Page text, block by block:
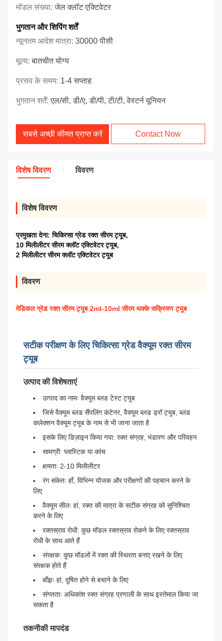
मॉडल संख्या:जेल क्लॉट एक्टिवेटर
भुगतान और शिपिंग शर्तें
न्यूनतम आदेश मात्रा: 30000 पीसी
मूल्य:बातचीत योग्य
प्रसव के समय: 1-4 सप्ताह
भुगतान शर्तें:एल/सी, डी/ए, डी/पी, टी/टी, वेस्टर्न यूनियन
सबसे अच्छी कीमत प्राप्त करें Contact Now
विशेष विवरण विवरण
विशेष विवरण
प्रमुखता देना:चिकित्सा ग्रेड रक्त सीरम ट्यूब,
10 मिलीलीटर सीरम क्लॉट एक्टिवेटर ट्यूब,
2 मिलीलीटर सीरम क्लॉट एक्टिवेटर ट्यूब
विवरण
मेडिकल ग्रेड रक्त सीरम ट्यूब 2ml-10ml सीरम थक्के सक्रियण ट्यूब
सटीक परीक्षण के लिए चिकित्सा ग्रेड वैक्यूम रक्त सीरम
ट्यूब
उत्पाद की विशेषताएं
उत्पाद का नामः वैक्यूम ब्लड टेस्ट ट्यूब
जिसे वैक्यूम ब्लड सैंपलिंग कंटेनर, वैक्यूम ब्लड ड्रॉ ट्यूब, ब्लड
कलेक्शन वैक्यूम ट्यूब के नाम से भी जाना जाता है
इसके लिए डिज़ाइन किया गया: रक्त संग्रह, भंडारण और परिवहन
सामग्री: प्लास्टिक या कांच
क्षमताः 2-10 मिलीलीटर
रंग संकेतः हाँ, विभिन्न योजक और परीक्षणों की पहचान करने के
लिए
वैक्यूम सीलः हां, रक्त की मात्रा के सटीक संग्रह को सुनिश्चित
करने के लिए
रक्तस्राव रोधी: कुछ मॉडल रक्तस्राव रोकने के लिए रक्तस्राव
रोधी के साथ आते हैं
संरक्षक: कुछ मॉडलों में रक्त की स्थिरता बनाए रखने के लिए
संरक्षक होते हैं
बाँझः हां, दूषित होने से बचाने के लिए
संगतताः अधिकांश रक्त संग्रह प्रणाली के साथ इस्तेमाल किया जा
सकता है
तकनीकी मापदंड